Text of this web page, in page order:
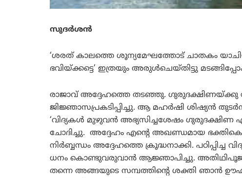
സുദര്‍ശന്‍
‘ശരത് കാലത്തെ ശൂന്യമേഘത്തോട് ചാതകം
ഭവിയ്ക്കട്ടെ’ ഇത്രയും അരുള്‍ചെയ്തിട്ടു
രാജാവ് അദ്ദേഹത്തെ തടഞ്ഞു.
ജിജ്ഞാസപ്രകടിപ്പിച്ചു. ആ മഹര്‍ഷി ശിഷ്യന്‍
‘വിദ്യകള്‍ മുഴുവന്‍ അഭ്യസിച്ചശേഷം
ചോദിച്ചു. അദ്ദേഹം എന്റെ അഖണ്ഡമായ
നിര്‍ബ്ബന്ധം അദ്ദേഹത്തെ ക്രൂദ്ധനാക്കി.
ധനം കൊണ്ടുവരുവാന്‍ ആജ്ഞാപിച്ചു.
തന്നെ അങ്ങയുടെ സമ്പത്തിന്റെ ശക്തി ഞാന്‍